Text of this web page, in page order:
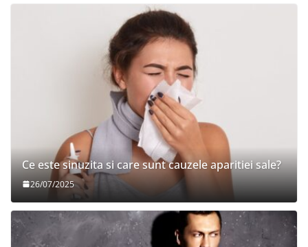
Ce este sinuzita si care sunt cauzele aparitiei sale?
26/07/2025